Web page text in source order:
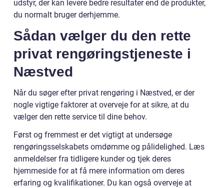
udstyr, der kan levere bedre resultater end de produkter,
du normalt bruger derhjemme.
Sådan vælger du den rette
privat rengøringstjeneste i
Næstved
Når du søger efter privat rengøring i Næstved, er der
nogle vigtige faktorer at overveje for at sikre, at du
vælger den rette service til dine behov.
Først og fremmest er det vigtigt at undersøge
rengøringsselskabets omdømme og pålidelighed. Læs
anmeldelser fra tidligere kunder og tjek deres
hjemmeside for at få mere information om deres
erfaring og kvalifikationer. Du kan også overveje at